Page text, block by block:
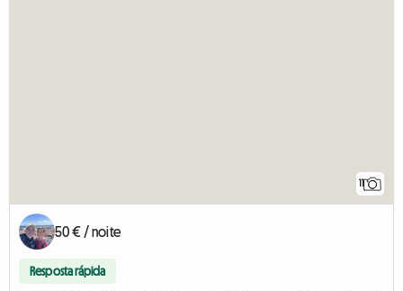
11
50 € / noite
Resposta rápida